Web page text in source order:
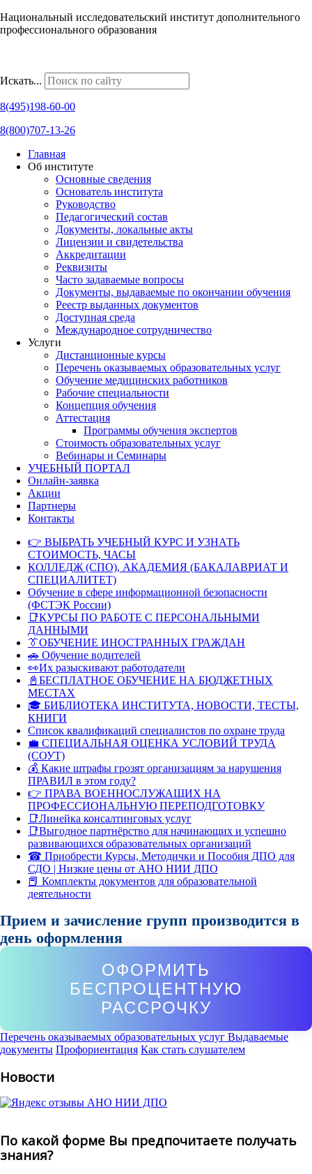
Национальный исследовательский институт дополнительного
профессионального образования
Искать...
8(495)198-60-00
8(800)707-13-26
Главная
Об институте
Основные сведения
Основатель института
Руководство
Педагогический состав
Документы, локальные акты
Лицензии и свидетельства
Аккредитации
Реквизиты
Часто задаваемые вопросы
Документы, выдаваемые по окончании обучения
Реестр выданных документов
Доступная среда
Международное сотрудничество
Услуги
Дистанционные курсы
Перечень оказываемых образовательных услуг
Обучение медицинских работников
Рабочие специальности
Концепция обучения
Аттестация
Программы обучения экспертов
Стоимость образовательных услуг
Вебинары и Семинары
УЧЕБНЫЙ ПОРТАЛ
Онлайн-заявка
Акции
Партнеры
Контакты
👉 ВЫБРАТЬ УЧЕБНЫЙ КУРС И УЗНАТЬ
СТОИМОСТЬ, ЧАСЫ
КОЛЛЕДЖ (СПО), АКАДЕМИЯ (БАКАЛАВРИАТ И
СПЕЦИАЛИТЕТ)
Обучение в сфере информационной безопасности
(ФСТЭК России)
📑КУРСЫ ПО РАБОТЕ С ПЕРСОНАЛЬНЫМИ
ДАННЫМИ
👔ОБУЧЕНИЕ ИНОСТРАННЫХ ГРАЖДАН
🚗 Обучение водителей
👀Их разыскивают работодатели
📓БЕСПЛАТНОЕ ОБУЧЕНИЕ НА БЮДЖЕТНЫХ
МЕСТАХ
🎓 БИБЛИОТЕКА ИНСТИТУТА, НОВОСТИ, ТЕСТЫ,
КНИГИ
Список квалификаций специалистов по охране труда
💼 СПЕЦИАЛЬНАЯ ОЦЕНКА УСЛОВИЙ ТРУДА
(СОУТ)
💰 Какие штрафы грозят организациям за нарушения
ПРАВИЛ в этом году?
👉 ПРАВА ВОЕННОСЛУЖАЩИХ НА
ПРОФЕССИОНАЛЬНУЮ ПЕРЕПОДГОТОВКУ
📑Линейка консалтинговых услуг
📑Выгодное партнёрство для начинающих и успешно
развивающихся образовательных организаций
☎ Приобрести Курсы, Методички и Пособия ДПО для
СДО | Низкие цены от АНО НИИ ДПО
📕 Комплекты документов для образовательной
деятельности
Прием и зачисление групп производится в
день оформления
ОФОРМИТЬ
БЕСПРОЦЕНТНУЮ
РАССРОЧКУ
Перечень оказываемых образовательных услуг Выдаваемые
документы Профориентация Как стать слушателем
Новости
По какой форме Вы предпочитаете получать
знания?